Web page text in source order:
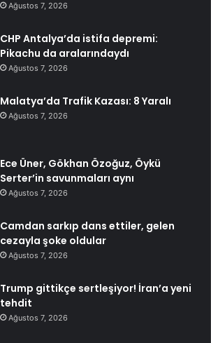
Ağustos 7, 2026
CHP Antalya’da istifa depremi:
Pikachu da aralarındaydı
Ağustos 7, 2026
Malatya’da Trafik Kazası: 8 Yaralı
Ağustos 7, 2026
Ece Üner, Gökhan Özoğuz, Öykü
Serter’in savunmaları aynı
Ağustos 7, 2026
Camdan sarkıp dans ettiler, gelen
cezayla şoke oldular
Ağustos 7, 2026
Trump gittikçe sertleşiyor! İran’a yeni
tehdit
Ağustos 7, 2026